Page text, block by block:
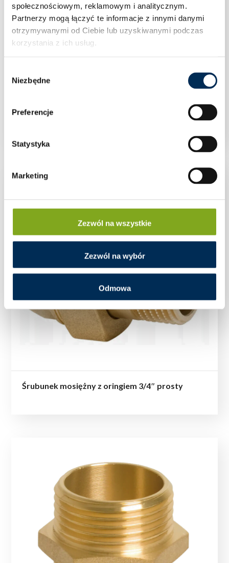
społecznościowym, reklamowym i analitycznym.
Partnerzy mogą łączyć te informacje z innymi danymi
otrzymywanymi od Ciebie lub uzyskiwanymi podczas
korzystania z ich usług.
zgody
Niezbędne
Preferencje
Statystyka
Marketing
Zezwól na wszystkie
Zezwól na wybór
Odmowa
Mufa standard 3/4” mosiądz
Śrubunek mosiężny z oringiem 3/4″ prosty